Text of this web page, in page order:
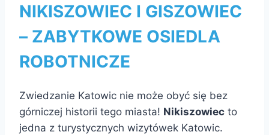
NIKISZOWIEC I GISZOWIEC
– ZABYTKOWE OSIEDLA
ROBOTNICZE
Zwiedzanie Katowic nie może obyć się bez
górniczej historii tego miasta! Nikiszowiec to
jedna z turystycznych wizytówek Katowic.